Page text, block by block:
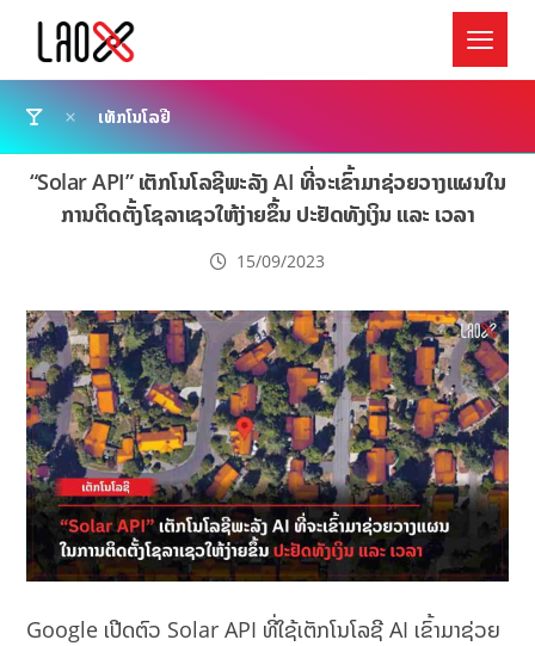
ເທັກໂນໂລຢີ
“Solar API” ເຕັກໂນໂລຊີພະລັງ AI ທີ່ຈະເຂົ້າມາຊ່ວຍວາງແຜນໃນ
ການຕິດຕັ້ງໂຊລາເຊວໃຫ້ງ່າຍຂຶ້ນ ປະຢັດທັງເງິນ ແລະ ເວລາ
15/09/2023
Google ເປີດຕົວ Solar API ທີ່ໃຊ້ເຕັກໂນໂລຊີ AI ເຂົ້າມາຊ່ວຍ